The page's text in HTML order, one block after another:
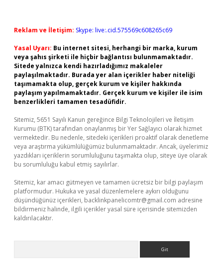
Reklam ve İletişim: Skype: live:.cid.575569c608265c69
Yasal Uyarı: Bu internet sitesi, herhangi bir marka, kurum
veya şahıs şirketi ile hiçbir bağlantısı bulunmamaktadır.
Sitede yalnızca kendi hazırladığımız makaleler
paylaşılmaktadır. Burada yer alan içerikler haber niteliği
taşımamakta olup, gerçek kurum ve kişiler hakkında
paylaşım yapılmamaktadır. Gerçek kurum ve kişiler ile isim
benzerlikleri tamamen tesadüfidir.
Sitemiz, 5651 Sayılı Kanun gereğince Bilgi Teknolojileri ve İletişim
Kurumu (BTK) tarafından onaylanmış bir Yer Sağlayıcı olarak hizmet
vermektedir. Bu nedenle, sitedeki içerikleri proaktif olarak denetleme
veya araştırma yükümlülüğümüz bulunmamaktadır. Ancak, üyelerimiz
yazdıkları içeriklerin sorumluluğunu taşımakta olup, siteye üye olarak
bu sorumluluğu kabul etmiş sayılırlar.
Sitemiz, kar amacı gütmeyen ve tamamen ücretsiz bir bilgi paylaşım
platformudur. Hukuka ve yasal düzenlemelere aykırı olduğunu
düşündüğünüz içerikleri, backlinkpanelicomtr@gmail.com adresine
bildirmeniz halinde, ilgili içerikler yasal süre içerisinde sitemizden
kaldırılacaktır.